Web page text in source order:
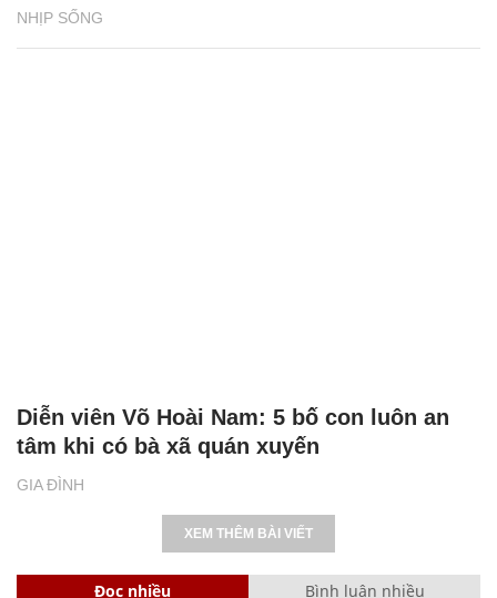
NHỊP SỐNG
GIA ĐÌNH
Diễn viên Võ Hoài Nam: 5 bố con luôn an
tâm khi có bà xã quán xuyến
XEM THÊM BÀI VIẾT
Đọc nhiều Bình luận nhiều